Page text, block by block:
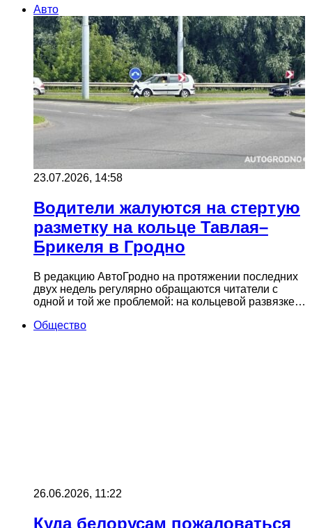
Авто
23.07.2026, 14:58
Водители жалуются на стертую
разметку на кольце Тавлая–
Брикеля в Гродно
В редакцию АвтоГродно на протяжении последних
двух недель регулярно обращаются читатели с
одной и той же проблемой: на кольцевой развязке…
Общество
26.06.2026, 11:22
Куда белорусам пожаловаться